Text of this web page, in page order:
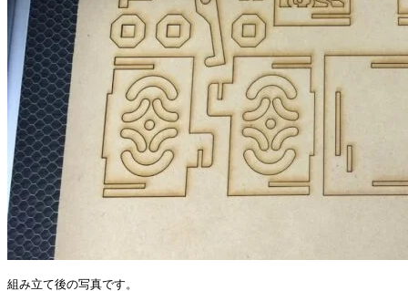
組み立て後の写真です。